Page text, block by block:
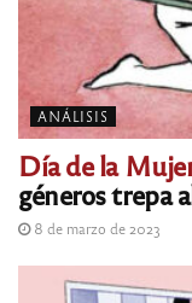
ANÁLISIS
Día de la
géneros trepa
8 de marzo de 2023